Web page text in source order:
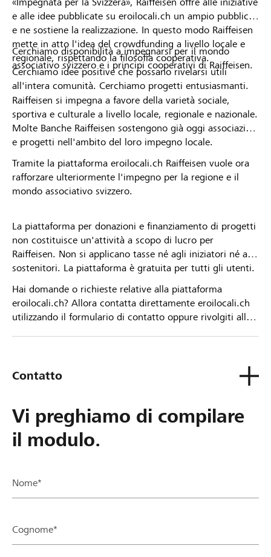
e alle idee pubblicate su eroilocali.ch un ampio pubblico
e ne sostiene la realizzazione. In questo modo Raiffeisen
mette in atto l'idea del crowdfunding a livello locale e
regionale, rispettando la filosofia cooperativa.
Cerchiamo idee positive che possano rivelarsi utili
all'intera comunità. Cerchiamo progetti entusiasmanti.
Cerchiamo disponibilità a impegnarsi per il mondo
associativo svizzero e i principi cooperativi di Raiffeisen.
Raiffeisen si impegna a favore della varietà sociale,
sportiva e culturale a livello locale, regionale e nazionale.
Molte Banche Raiffeisen sostengono già oggi associazioni
e progetti nell'ambito del loro impegno locale.
Tramite la piattaforma eroilocali.ch Raiffeisen vuole ora
rafforzare ulteriormente l'impegno per la regione e il
mondo associativo svizzero.
La piattaforma per donazioni e finanziamento di progetti
non costituisce un'attività a scopo di lucro per
Raiffeisen. Non si applicano tasse né agli iniziatori né ai
sostenitori. La piattaforma è gratuita per tutti gli utenti.
Hai domande o richieste relative alla piattaforma
eroilocali.ch? Allora contatta direttamente eroilocali.ch
utilizzando il formulario di contatto oppure rivolgiti alla
Contatto
Vi preghiamo di compilare
il modulo.
Nome*
Cognome*